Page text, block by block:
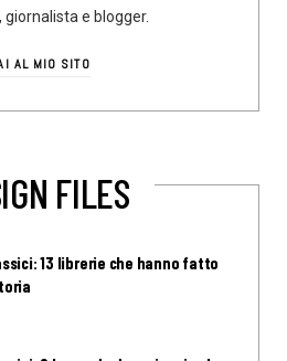
e blogger.
AL MIO SITO
FILES
13 librerie che hanno fatto